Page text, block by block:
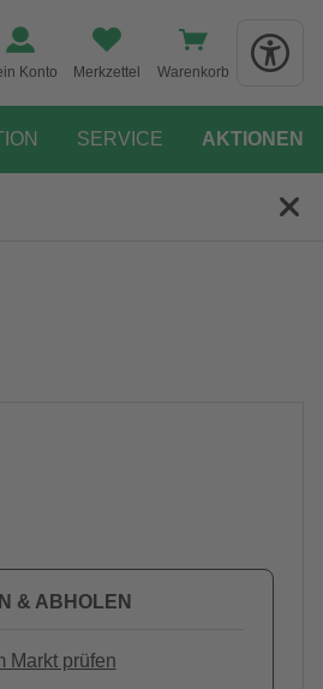
Konto Merkzettel Warenkorb
SERVICE AKTIONEN
& ABHOLEN
Markt prüfen